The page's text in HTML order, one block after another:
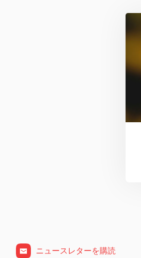
ニュースレターを購読